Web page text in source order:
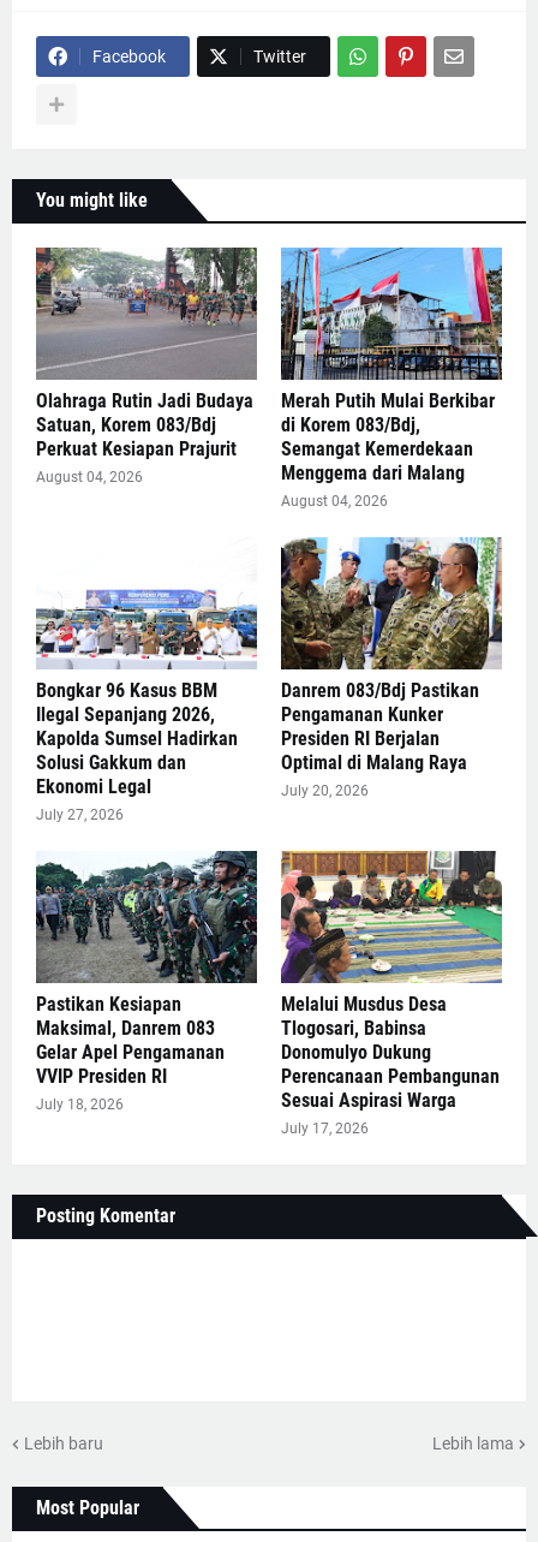
Facebook Twitter
You might like
Olahraga Rutin Jadi Budaya
Satuan, Korem 083/Bdj
Perkuat Kesiapan Prajurit
August 04, 2026
Merah Putih Mulai Berkibar
di Korem 083/Bdj,
Semangat Kemerdekaan
Menggema dari Malang
August 04, 2026
Bongkar 96 Kasus BBM
Ilegal Sepanjang 2026,
Kapolda Sumsel Hadirkan
Solusi Gakkum dan
Ekonomi Legal
July 27, 2026
Danrem 083/Bdj Pastikan
Pengamanan Kunker
Presiden RI Berjalan
Optimal di Malang Raya
July 20, 2026
Pastikan Kesiapan
Maksimal, Danrem 083
Gelar Apel Pengamanan
VVIP Presiden RI
July 18, 2026
Melalui Musdus Desa
Tlogosari, Babinsa
Donomulyo Dukung
Perencanaan Pembangunan
Sesuai Aspirasi Warga
July 17, 2026
Posting Komentar
Lebih baru Lebih lama
Most Popular